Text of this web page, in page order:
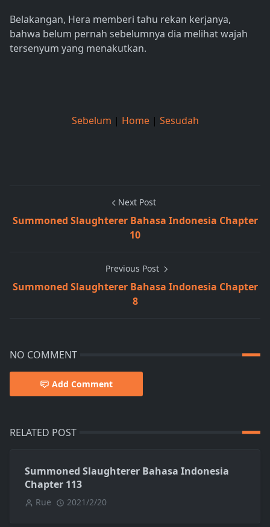
Belakangan, Hera memberi tahu rekan kerjanya,
bahwa belum pernah sebelumnya dia melihat wajah
tersenyum yang menakutkan.
Sebelum | Home | Sesudah
Next Post
Summoned Slaughterer Bahasa Indonesia Chapter
10
Previous Post
Summoned Slaughterer Bahasa Indonesia Chapter
8
NO COMMENT
Add Comment
RELATED POST
Summoned Slaughterer Bahasa Indonesia
Chapter 113
Rue 2021/2/20